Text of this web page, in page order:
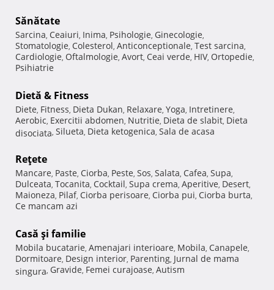
Sănătate
Sarcina, Ceaiuri, Inima, Psihologie, Ginecologie,
Stomatologie, Colesterol, Anticonceptionale, Test sarcina,
Cardiologie, Oftalmologie, Avort, Ceai verde, HIV, Ortopedie,
Psihiatrie
Dietă & Fitness
Diete, Fitness, Dieta Dukan, Relaxare, Yoga, Intretinere,
Aerobic, Exercitii abdomen, Nutritie, Dieta de slabit, Dieta
disociata, Silueta, Dieta ketogenica, Sala de acasa
Reţete
Mancare, Paste, Ciorba, Peste, Sos, Salata, Cafea, Supa,
Dulceata, Tocanita, Cocktail, Supa crema, Aperitive, Desert,
Maioneza, Pilaf, Ciorba perisoare, Ciorba pui, Ciorba burta,
Ce mancam azi
Casă şi familie
Mobila bucatarie, Amenajari interioare, Mobila, Canapele,
Dormitoare, Design interior, Parenting, Jurnal de mama
singura, Gravide, Femei curajoase, Autism